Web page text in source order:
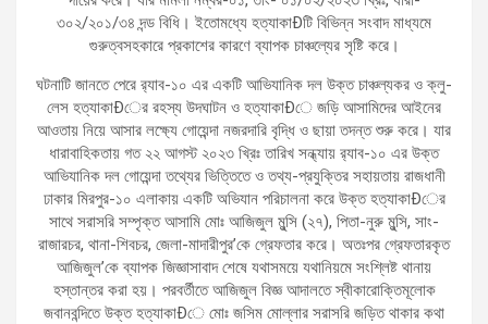
৩০২/২০১/৩৪ দন্ড বিধি। ইতোমধ্যে হত্যাকাÐটি বিভিন্ন সংবাদ মাধ্যমে
গুরুত্বসহকারে প্রকাশের কারণে ব্যাপক চাঞ্চল্যের সৃষ্টি করে।
ঘটনাটি জানতে পেরে র‌্যাব-১০ এর একটি আভিযানিক দল উক্ত চাঞ্চল্যকর ও ক্লু-
লেস হত্যাকাÐের রহস্য উদঘাটন ও হত্যাকাÐে জড়ি আসামিদের আইনের
আওতায় নিয়ে আসার লক্ষ্যে গোয়েন্দা নজরদারি বৃদ্ধি ও ছায়া তদন্ত শুরু করে। যার
ধারাবাহিকতায় গত ২২ আগস্ট ২০২৩ খ্রিঃ তারিখ সন্ধ্যায় র‌্যাব-১০ এর উক্ত
আভিযানিক দল গোয়েন্দা তথ্যের ভিত্তিতে ও তথ্য-প্রযুক্তির সহায়তায় রাজধানী
ঢাকার মিরপুর-১০ এলাকায় একটি অভিযান পরিচালনা করে উক্ত হত্যাকাÐের
সাথে সরাসরি সম্পৃক্ত আসামি মোঃ আজিজুল মুন্সি (২৭), পিতা-নুরু মুন্সি, সাং-
রাজারচর, থানা-শিবচর, জেলা-মাদারীপুর’কে গ্রেফতার করে। অতঃপর গ্রেফতারকৃত
আজিজুল’কে ব্যাপক জিজ্ঞাসাবাদ শেষে যথাসময়ে যথানিয়মে সংশ্লিষ্ট থানায়
হস্তান্তর করা হয়। পরবর্তীতে আজিজুল বিজ্ঞ আদালতে স্বীকারোক্তিমূলোক
জবানবন্দিতে উক্ত হত্যাকাÐে মোঃ জসিম মোল্লার সরাসরি জড়িত থাকার কথা